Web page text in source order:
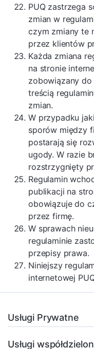
PUQ zastrzega
zmian w
czym zmiany te
przez klientów
Każda zmiana
na stronie
zobowiązany do
treścią
zmian.
W przypadku
sporów między
postarają się
ugody. W razie
rozstrzygnięty
Regulamin
publikacji na
obowiązuje do
przez firmę.
W sprawach
regulaminie
przepisy prawa.
Niniejszy
internetowej
Usługi Prywatne
Usługi